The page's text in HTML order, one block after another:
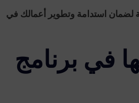
لضمان استدامة وتطوير أعمالك في
في برنامج